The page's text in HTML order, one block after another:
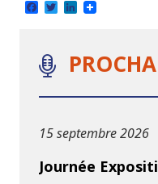
Facebook
TwitterLinkedIn
15 septembre 2026
Journée